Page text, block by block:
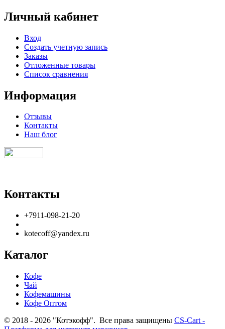
Личный кабинет
Вход
Создать учетную запись
Заказы
Отложенные товары
Список сравнения
Информация
Отзывы
Контакты
Наш блог
Контакты
+7911-098-21-20
kotecoff@yandex.ru
Каталог
Кофе
Чай
Кофемашины
Кофе Оптом
© 2018 - 2026 "Котэкофф". Все права защищены CS-Cart -